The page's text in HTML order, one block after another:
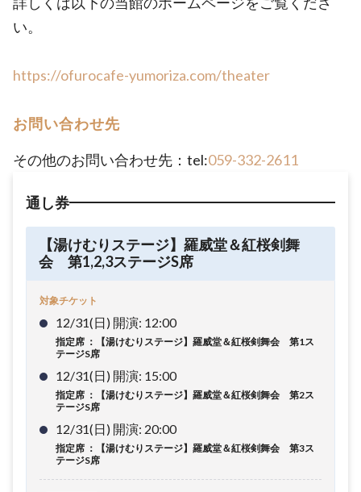
い。
https://ofurocafe-yumoriza.com/theater
お問い合わせ先
その他のお問い合わせ先：tel:059-332-2611
通し券
【湯けむりステージ】羅威堂＆紅桜剣舞
会 第1,2,3ステージS席
対象チケット
12/31(日) 開演: 12:00
指定席 ：【湯けむりステージ】羅威堂＆紅桜剣舞会 第1ス
テージS席
12/31(日) 開演: 15:00
指定席 ：【湯けむりステージ】羅威堂＆紅桜剣舞会 第2ス
テージS席
12/31(日) 開演: 20:00
指定席 ：【湯けむりステージ】羅威堂＆紅桜剣舞会 第3ス
テージS席